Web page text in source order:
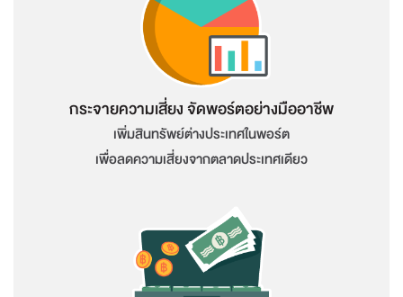
กระจายความเสี่ยง จัดพอร์ตอย่างมืออาชีพ
เพิ่มสินทรัพย์ต่างประเทศในพอร์ต
เพื่อลดความเสี่ยงจากตลาดประเทศเดียว